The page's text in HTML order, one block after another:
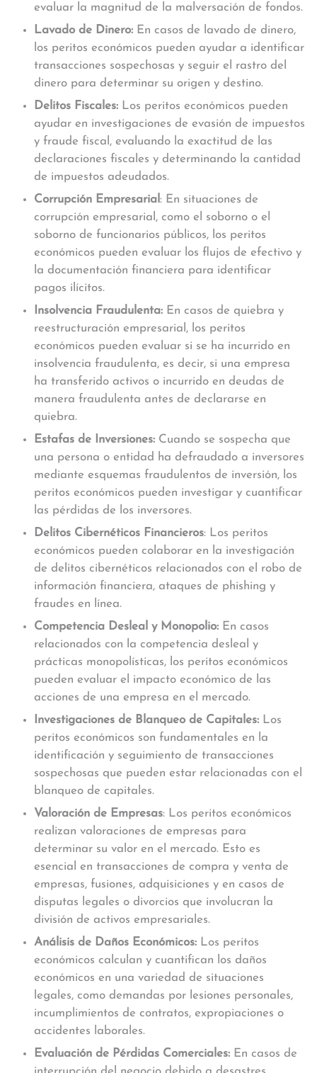
evaluar la magnitud de la malversación de fondos.
Lavado de Dinero: En casos de lavado de dinero,
los peritos económicos pueden ayudar a identificar
transacciones sospechosas y seguir el rastro del
dinero para determinar su origen y destino.
Delitos Fiscales: Los peritos económicos pueden
ayudar en investigaciones de evasión de impuestos
y fraude fiscal, evaluando la exactitud de las
declaraciones fiscales y determinando la cantidad
de impuestos adeudados.
Corrupción Empresarial : En situaciones de
corrupción empresarial, como el soborno o el
soborno de funcionarios públicos, los peritos
económicos pueden evaluar los flujos de efectivo y
la documentación financiera para identificar
pagos ilícitos.
Insolvencia Fraudulenta: En casos de quiebra y
reestructuración empresarial, los peritos
económicos pueden evaluar si se ha incurrido en
insolvencia fraudulenta, es decir, si una empresa
ha transferido activos o incurrido en deudas de
manera fraudulenta antes de declararse en
quiebra.
Estafas de Inversiones: Cuando se sospecha que
una persona o entidad ha defraudado a inversores
mediante esquemas fraudulentos de inversión, los
peritos económicos pueden investigar y cuantificar
las pérdidas de los inversores.
Delitos Cibernéticos Financieros: Los peritos
económicos pueden colaborar en la investigación
de delitos cibernéticos relacionados con el robo de
información financiera, ataques de phishing y
fraudes en línea.
Competencia Desleal y Monopolio: En casos
relacionados con la competencia desleal y
prácticas monopolísticas, los peritos económicos
pueden evaluar el impacto económico de las
acciones de una empresa en el mercado.
Investigaciones de Blanqueo de Capitales: Los
peritos económicos son fundamentales en la
identificación y seguimiento de transacciones
sospechosas que pueden estar relacionadas con el
blanqueo de capitales.
Valoración de Empresas: Los peritos económicos
realizan valoraciones de empresas para
determinar su valor en el mercado. Esto es
esencial en transacciones de compra y venta de
empresas, fusiones, adquisiciones y en casos de
disputas legales o divorcios que involucran la
división de activos empresariales.
Análisis de Daños Económicos: Los peritos
económicos calculan y cuantifican los daños
económicos en una variedad de situaciones
legales, como demandas por lesiones personales,
incumplimientos de contratos, expropiaciones o
accidentes laborales.
Evaluación de Pérdidas Comerciales: En casos de